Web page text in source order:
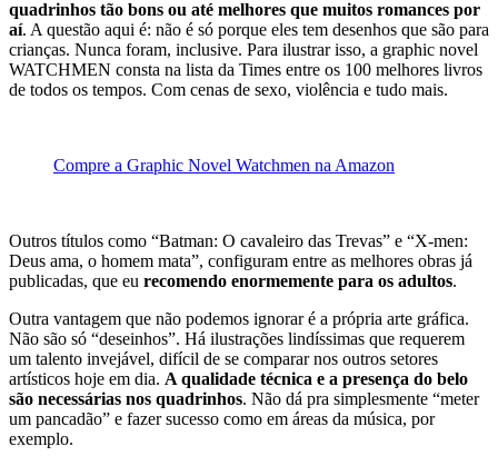
quadrinhos tão bons ou até melhores que muitos romances por
aí. A questão aqui é: não é só porque eles tem desenhos que são para
crianças. Nunca foram, inclusive. Para ilustrar isso, a graphic novel
WATCHMEN consta na lista da Times entre os 100 melhores livros
de todos os tempos. Com cenas de sexo, violência e tudo mais.
Compre a Graphic Novel Watchmen na Amazon
Outros títulos como “Batman: O cavaleiro das Trevas” e “X-men:
Deus ama, o homem mata”, configuram entre as melhores obras já
publicadas, que eu recomendo enormemente para os adultos.
Outra vantagem que não podemos ignorar é a própria arte gráfica.
Não são só “deseinhos”. Há ilustrações lindíssimas que requerem
um talento invejável, difícil de se comparar nos outros setores
artísticos hoje em dia. A qualidade técnica e a presença do belo
são necessárias nos quadrinhos. Não dá pra simplesmente “meter
um pancadão” e fazer sucesso como em áreas da música, por
exemplo.